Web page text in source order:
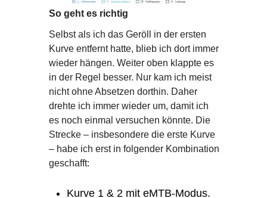
So geht es richtig
Selbst als ich das Geröll in der ersten
Kurve entfernt hatte, blieb ich dort immer
wieder hängen. Weiter oben klappte es
in der Regel besser. Nur kam ich meist
nicht ohne Absetzen dorthin. Daher
drehte ich immer wieder um, damit ich
es noch einmal versuchen könnte. Die
Strecke – insbesondere die erste Kurve
– habe ich erst in folgender Kombination
geschafft:
Kurve 1 & 2 mit eMTB-Modus.